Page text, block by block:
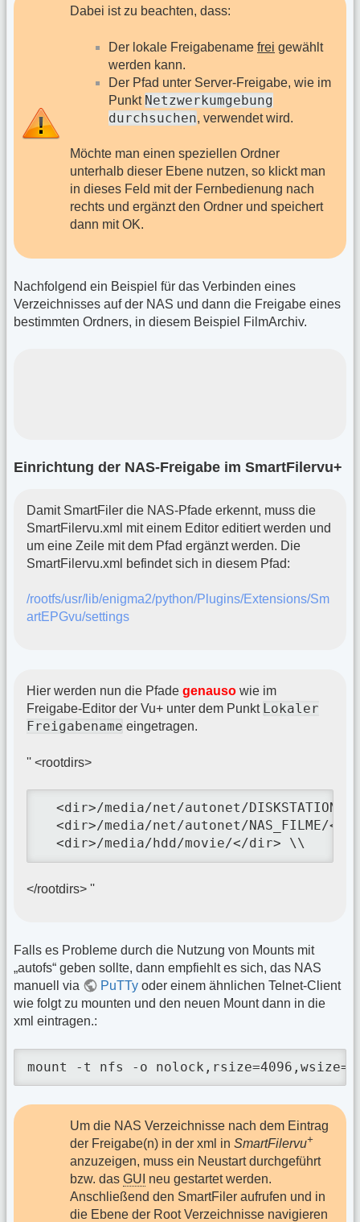
Dabei ist zu beachten, dass:
Der lokale Freigabename frei gewählt
werden kann.
Der Pfad unter Server-Freigabe, wie im
Punkt Netzwerkumgebung
durchsuchen, verwendet wird.
Möchte man einen speziellen Ordner
unterhalb dieser Ebene nutzen, so klickt man
in dieses Feld mit der Fernbedienung nach
rechts und ergänzt den Ordner und speichert
dann mit OK.
Nachfolgend ein Beispiel für das Verbinden eines
Verzeichnisses auf der NAS und dann die Freigabe eines
bestimmten Ordners, in diesem Beispiel FilmArchiv.
Einrichtung der NAS-Freigabe im SmartFilervu+
Damit SmartFiler die NAS-Pfade erkennt, muss die
SmartFilervu.xml mit einem Editor editiert werden und
um eine Zeile mit dem Pfad ergänzt werden. Die
SmartFilervu.xml befindet sich in diesem Pfad:
/rootfs/usr/lib/enigma2/python/Plugins/Extensions/Sm
artEPGvu/settings
Hier werden nun die Pfade genauso wie im
Freigabe-Editor der Vu+ unter dem Punkt Lokaler
Freigabename eingetragen.
'' <rootdirs>
<dir>/media/net/autonet/
<dir>/media/net/autonet/NAS_FILME/</
  <dir>/media/hdd/movie/</dir> \\
</rootdirs> ''
Falls es Probleme durch die Nutzung von Mounts mit
„autofs“ geben sollte, dann empfiehlt es sich, das NAS
manuell via
PuTTy oder einem ähnlichen Telnet-Client
wie folgt zu mounten und den neuen Mount dann in die
xml eintragen.:
mount -t nfs -o
Um die NAS Verzeichnisse nach dem Eintrag
der Freigabe(n) in der xml in SmartFilervu+
anzuzeigen, muss ein Neustart durchgeführt
bzw. das GUI neu gestartet werden.
Anschließend den SmartFiler aufrufen und in
die Ebene der Root Verzeichnisse navigieren